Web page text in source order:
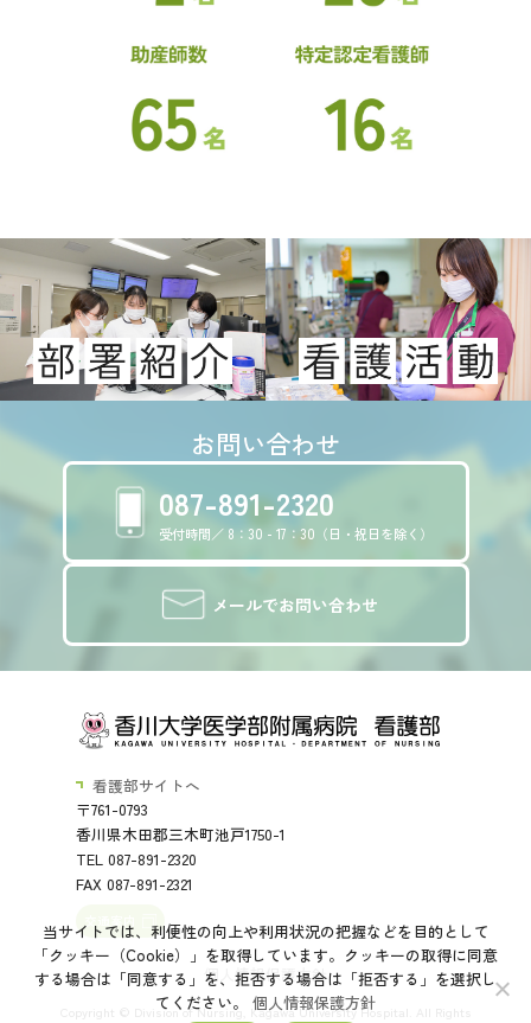
お問い合わせ
087-891-2320
受付時間／ 8：30 - 17：30（日・祝日を除く）
メールでお問い合わせ
看護部サイトへ
〒761-0793
香川県木田郡三木町池戸1750-1
TEL 087-891-2320
FAX 087-891-2321
交通案内
個人情報保護方針
Copyright © Division of Nursing, Kagawa University Hospital. All Rights
当サイトでは、利便性の向上や利用状況の把握などを目的として
「クッキー（Cookie）」を取得しています。クッキーの取得に同意
する場合は「同意する」を、拒否する場合は「拒否する」を選択し
てください。 個人情報保護方針